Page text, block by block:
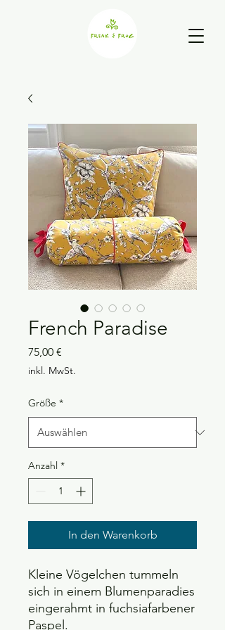
French Paradise
75,00 €
inkl. MwSt.
Größe *
Anzahl *
In den Warenkorb
Kleine Vögelchen tummeln
sich in einem Blumenparadies
eingerahmt in fuchsiafarbener
Paspel.